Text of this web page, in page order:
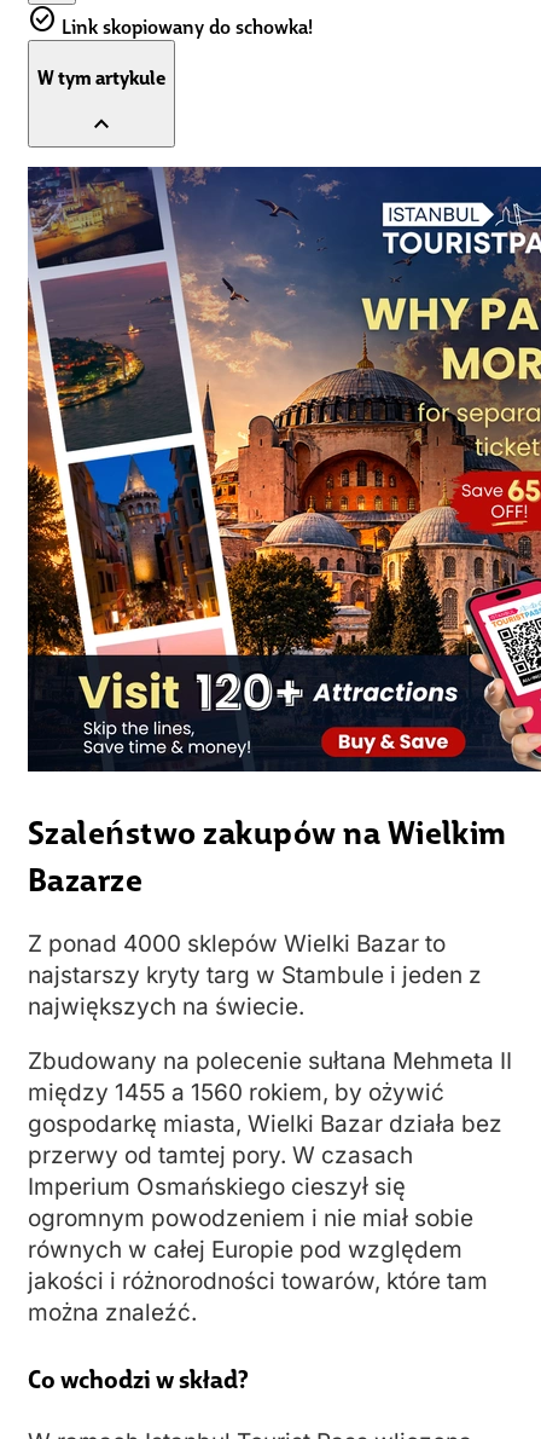
check_circle Link skopiowany do schowka!
W tym artykule
expand_less
Szaleństwo zakupów na Wielkim
Bazarze
Z ponad 4000 sklepów Wielki Bazar to
najstarszy kryty targ w Stambule i jeden z
największych na świecie.
Zbudowany na polecenie sułtana Mehmeta II
między 1455 a 1560 rokiem, by ożywić
gospodarkę miasta, Wielki Bazar działa bez
przerwy od tamtej pory. W czasach
Imperium Osmańskiego cieszył się
ogromnym powodzeniem i nie miał sobie
równych w całej Europie pod względem
jakości i różnorodności towarów, które tam
można znaleźć.
Co wchodzi w skład?